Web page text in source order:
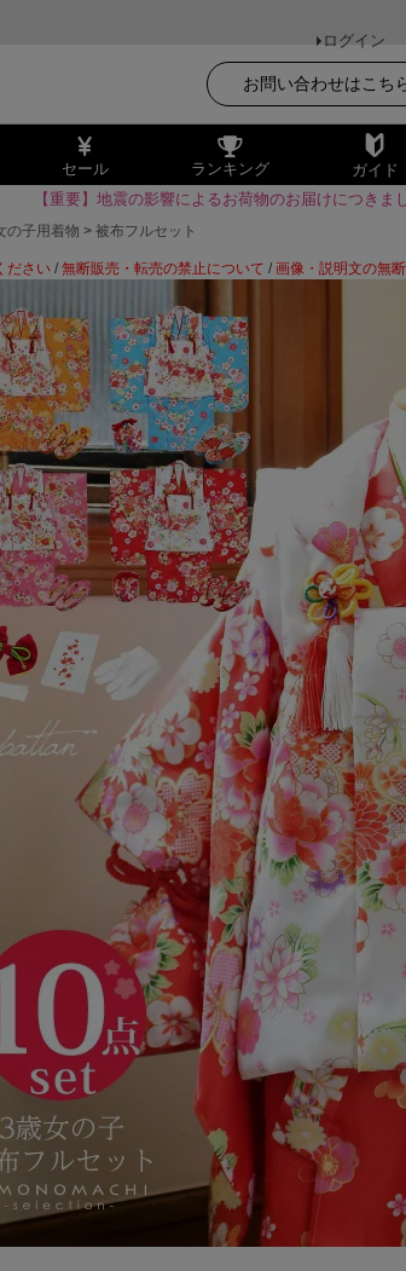
ログイン
お問い合わせはこち
セール ランキング ガイド
【重要】地震の影響によるお荷物のお届けにつきま
の子用着物 被布フルセット
ださい / 無断販売・転売の禁止について / 画像・説明文の無